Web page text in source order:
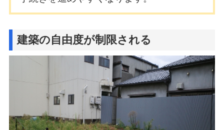
建築の自由度が制限される